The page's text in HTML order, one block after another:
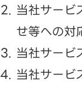
当社サービ
せ等への対
当社サービ
当社サービ